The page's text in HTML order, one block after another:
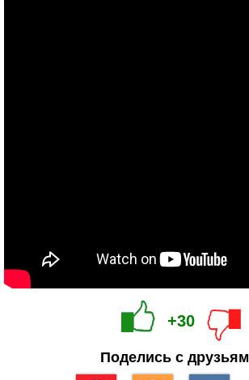
+30
Поделись с